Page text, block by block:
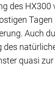
des HX300
Auch
quasi